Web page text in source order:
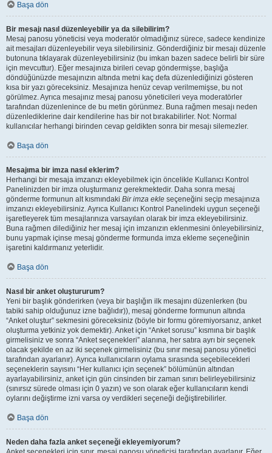
Başa dön
Bir mesajı nasıl düzenleyebilir ya da silebilirim?
Mesaj panosu yöneticisi veya moderatör olmadığınız sürece, sadece kendinize
ait mesajları düzenleyebilir veya silebilirsiniz. Gönderdiğiniz bir mesajı düzenle
butonuna tıklayarak düzenleyebilirsiniz (bu imkan bazen sadece belirli bir süre
için mevcuttur). Eğer mesajınıza birileri cevap göndermişse, başlığa
döndüğünüzde mesajınızın altında metni kaç defa düzenlediğinizi gösteren
kısa bir yazı göreceksiniz. Mesajınıza henüz cevap verilmemişse, bu not
görülmez. Ayrıca mesajınız mesaj panosu yöneticileri veya moderatörler
tarafından düzenlenince de bu metin görünmez. Buna rağmen mesajı neden
düzenlediklerine dair kendilerine has bir not bırakabilirler. Not: Normal
kullanıcılar herhangi birinden cevap geldikten sonra bir mesajı silemezler.
Başa dön
Mesajıma bir imza nasıl eklerim?
Herhangi bir mesaja imzanızı ekleyebilmek için öncelikle Kullanıcı Kontrol
Panelinizden bir imza oluşturmanız gerekmektedir. Daha sonra mesaj
gönderme formunun alt kısmındaki Bir imza ekle seçeneğini seçip mesajınıza
imzanızı ekleyebilirsiniz. Ayrıca Kullanıcı Kontrol Panelindeki uygun seçeneği
işaretleyerek tüm mesajlarınıza varsayılan olarak bir imza ekleyebilirsiniz.
Buna rağmen dilediğiniz her mesaj için imzanızın eklenmesini önleyebilirsiniz,
bunu yapmak içinse mesaj gönderme formunda imza ekleme seçeneğinin
işaretini kaldırmanız yeterlidir.
Başa dön
Nasıl bir anket oluştururum?
Yeni bir başlık gönderirken (veya bir başlığın ilk mesajını düzenlerken (bu
tabiki sahip olduğunuz izne bağlıdır)), mesaj gönderme formunun altında
“Anket oluştur” sekmesini göreceksiniz (böyle bir formu göremiyorsanız, anket
oluşturma yetkiniz yok demektir). Anket için “Anket sorusu” kısmına bir başlık
girmelisiniz ve sonra “Anket seçenekleri” alanına, her satıra ayrı bir seçenek
olacak şekilde en az iki seçenek girmelisiniz (bu sınır mesaj panosu yönetici
tarafından ayarlanır). Ayrıca kullanıcıların oylama sırasında seçebilecekleri
seçeneklerin sayısını “Her kullanıcı için seçenek” bölümünün altından
ayarlayabilirsiniz, anket için gün cinsinden bir zaman sınırı belirleyebilirsiniz
(sınırsız sürede olması için 0 yazın) ve son olarak eğer kullanıcıların kendi
oylarını değiştirme izni varsa oy verdikleri seçeneği değiştirebilirler.
Başa dön
Neden daha fazla anket seçeneği ekleyemiyorum?